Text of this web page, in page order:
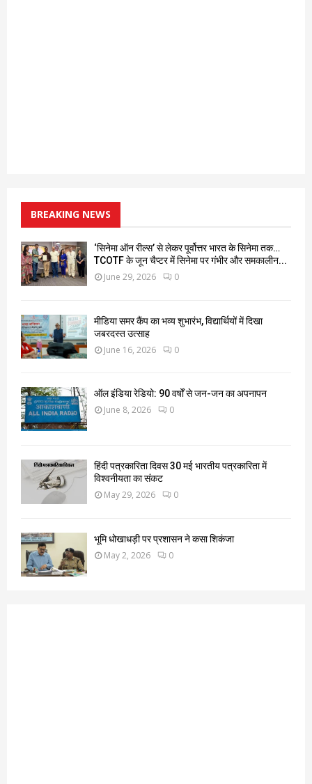
BREAKING NEWS
‘सिनेमा ऑन रील्स’ से लेकर पूर्वोत्तर भारत के सिनेमा तक…
TCOTF के जून चैप्टर में सिनेमा पर गंभीर और समकालीन...
June 29, 2026 0
मीडिया समर कैंप का भव्य शुभारंभ, विद्यार्थियों में दिखा
जबरदस्त उत्साह
June 16, 2026 0
ऑल इंडिया रेडियो: 90 वर्षों से जन-जन का अपनापन
June 8, 2026 0
हिंदी पत्रकारिता दिवस 30 मई भारतीय पत्रकारिता में
विश्वनीयता का संकट
May 29, 2026 0
भूमि धोखाधड़ी पर प्रशासन ने कसा शिकंजा
May 2, 2026 0